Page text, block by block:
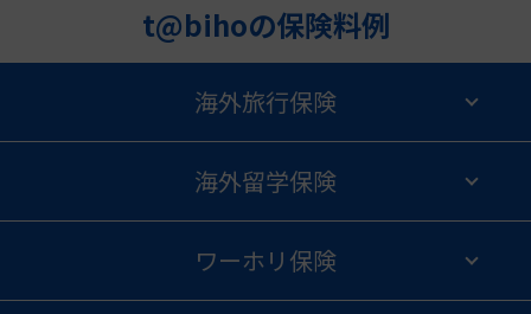
t@bihoの保険料例
海外旅行保険
海外留学保険
ワーホリ保険